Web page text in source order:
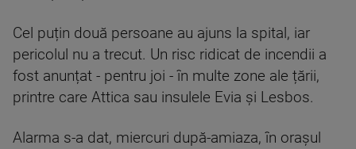
Cel puțin două persoane au ajuns la spital, iar
pericolul nu a trecut. Un risc ridicat de incendii a
fost anunțat - pentru joi - în multe zone ale țării,
printre care Attica sau insulele Evia și Lesbos.
Alarma s-a dat, miercuri după-amiaza, în orașul